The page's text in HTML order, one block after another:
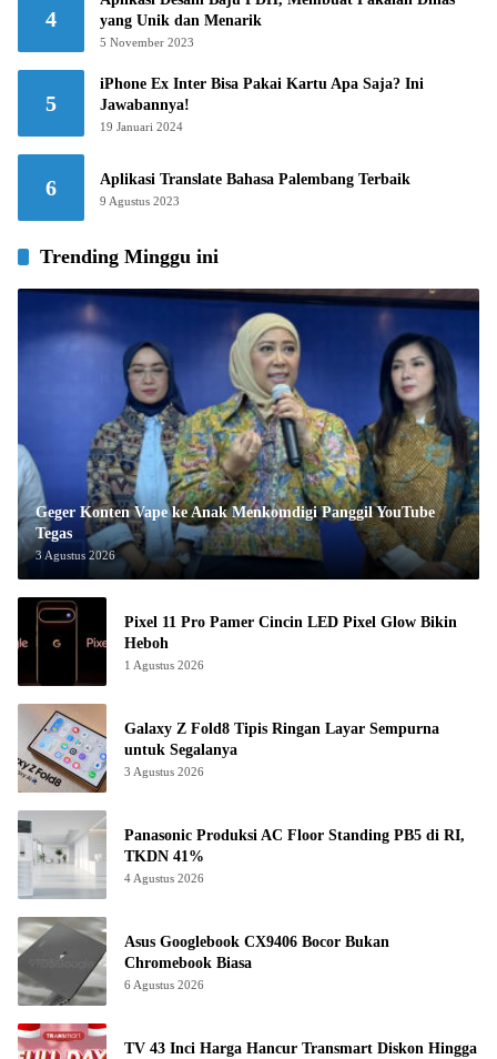
4
yang Unik dan Menarik
5 November 2023
5
iPhone Ex Inter Bisa Pakai Kartu Apa Saja? Ini
Jawabannya!
19 Januari 2024
6 Aplikasi Translate Bahasa Palembang Terbaik
9 Agustus 2023
Trending Minggu ini
Geger Konten Vape ke Anak Menkomdigi Panggil YouTube
Tegas
3 Agustus 2026
Pixel 11 Pro Pamer Cincin LED Pixel Glow Bikin
Heboh
1 Agustus 2026
Galaxy Z Fold8 Tipis Ringan Layar Sempurna
untuk Segalanya
3 Agustus 2026
Panasonic Produksi AC Floor Standing PB5 di RI,
TKDN 41%
4 Agustus 2026
Asus Googlebook CX9406 Bocor Bukan
Chromebook Biasa
6 Agustus 2026
TV 43 Inci Harga Hancur Transmart Diskon Hingga